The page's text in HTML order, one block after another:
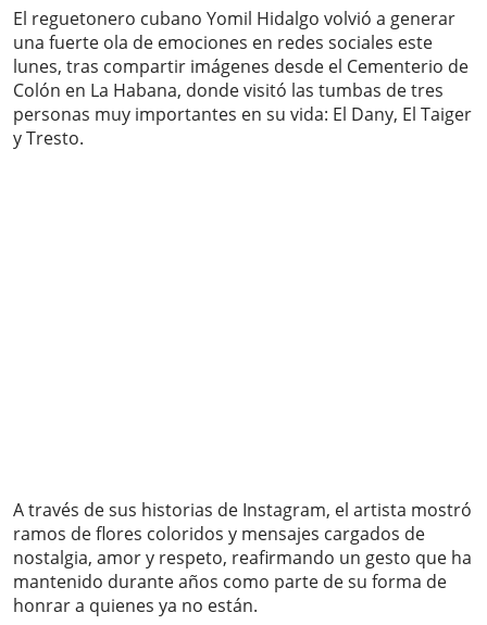
El reguetonero cubano Yomil Hidalgo volvió a generar
una fuerte ola de emociones en redes sociales este
lunes, tras compartir imágenes desde el Cementerio de
Colón en La Habana, donde visitó las tumbas de tres
personas muy importantes en su vida: El Dany, El Taiger
y Tresto.
A través de sus historias de Instagram, el artista mostró
ramos de flores coloridos y mensajes cargados de
nostalgia, amor y respeto, reafirmando un gesto que ha
mantenido durante años como parte de su forma de
honrar a quienes ya no están.